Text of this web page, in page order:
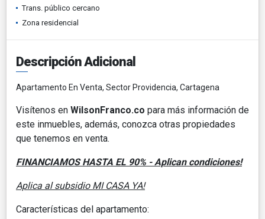
Trans. público cercano
Zona residencial
Descripción Adicional
Apartamento En Venta, Sector Providencia, Cartagena
Visítenos en WilsonFranco.co para más información de
este inmuebles, además, conozca otras propiedades
que tenemos en venta.
FINANCIAMOS HASTA EL 90% - Aplican condiciones!
Aplica al subsidio MI CASA YA!
Características del apartamento: